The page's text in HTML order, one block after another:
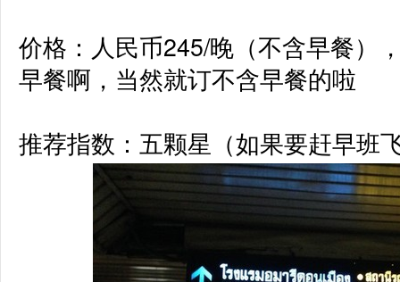
价格：人民币245/晚（不含早餐）
早餐啊，当然就订不含早餐的啦
推荐指数：五颗星（如果要赶早班